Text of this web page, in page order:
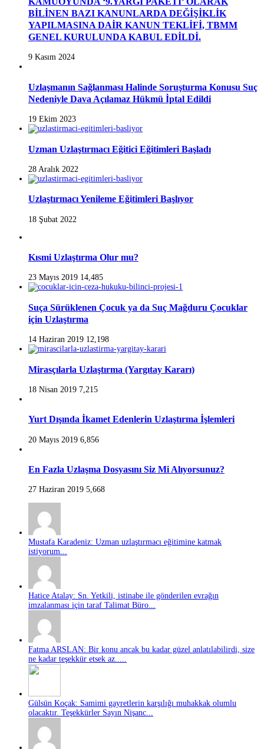
BİLİNEN BAZI KANUNLARDA DEĞİŞİKLİK
YAPILMASINA DAİR KANUN TEKLİFİ, TBMM
GENEL KURULUNDA KABUL EDİLDİ.
9 Kasım 2024
Uzlaşmanın Sağlanması Halinde Soruşturma Konusu Suç
Nedeniyle Dava Açılamaz Hükmü İptal Edildi
19 Ekim 2023
Uzman Uzlaştırmacı Eğitici Eğitimleri Başladı
28 Aralık 2022
Uzlaştırmacı Yenileme Eğitimleri Başlıyor
18 Şubat 2022
Kısmi Uzlaştırma Olur mu?
23 Mayıs 2019 14,485
Suça Sürüklenen Çocuk ya da Suç Mağduru Çocuklar
için Uzlaştırma
14 Haziran 2019 12,198
Mirasçılarla Uzlaştırma (Yargıtay Kararı)
18 Nisan 2019 7,215
Yurt Dışında İkamet Edenlerin Uzlaştırma İşlemleri
20 Mayıs 2019 6,856
En Fazla Uzlaşma Dosyasını Siz Mi Alıyorsunuz?
27 Haziran 2019 5,668
Mustafa Karadeniz: Uzman uzlaştırmacı eğitimine katmak
istiyorum...
Hatice Atalay: Sn. Yetkili, istinabe ile gönderilen evrağın
imzalanması için taraf Talimat Büro...
Fatma ARSLAN: Bir konu ancak bu kadar güzel anlatılabilirdi, size
ne kadar teşekkür etsek az.....
Gülsün Koçak: Samimi gayretlerin karşılığı muhakkak olumlu
olacaktır. Teşekkürler Sayın Nişanc...